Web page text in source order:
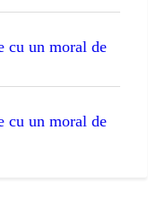
cu un moral de
cu un moral de